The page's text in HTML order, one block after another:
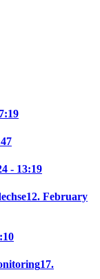
- 13:19
12. February
17.